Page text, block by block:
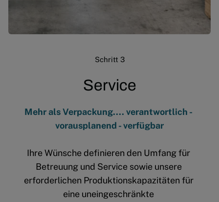
Schritt 3
Service
Mehr als Verpackung.... verantwortlich -
vorausplanend - verfügbar
Ihre Wünsche definieren den Umfang für
Betreuung und Service sowie unsere
erforderlichen Produktionskapazitäten für
eine uneingeschränkte